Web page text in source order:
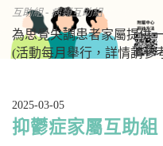
互助組 - 病類互助組
為思覺失調患者家屬提供
(活動每月舉行，詳情請參
2025-03-05
抑鬱症家屬互助組